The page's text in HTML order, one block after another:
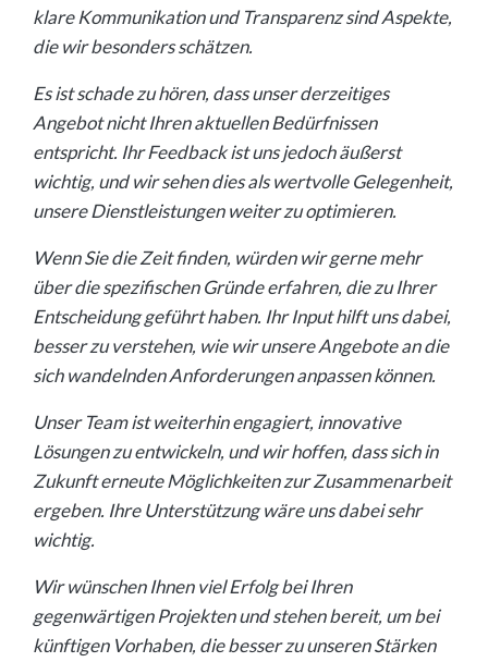
klare Kommunikation und Transparenz sind Aspekte,
die wir besonders schätzen.
Es ist schade zu hören, dass unser derzeitiges
Angebot nicht Ihren aktuellen Bedürfnissen
entspricht. Ihr Feedback ist uns jedoch äußerst
wichtig, und wir sehen dies als wertvolle Gelegenheit,
unsere Dienstleistungen weiter zu optimieren.
Wenn Sie die Zeit finden, würden wir gerne mehr
über die spezifischen Gründe erfahren, die zu Ihrer
Entscheidung geführt haben. Ihr Input hilft uns dabei,
besser zu verstehen, wie wir unsere Angebote an die
sich wandelnden Anforderungen anpassen können.
Unser Team ist weiterhin engagiert, innovative
Lösungen zu entwickeln, und wir hoffen, dass sich in
Zukunft erneute Möglichkeiten zur Zusammenarbeit
ergeben. Ihre Unterstützung wäre uns dabei sehr
wichtig.
Wir wünschen Ihnen viel Erfolg bei Ihren
gegenwärtigen Projekten und stehen bereit, um bei
künftigen Vorhaben, die besser zu unseren Stärken